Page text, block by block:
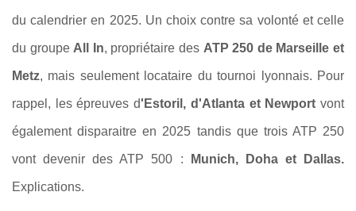
du calendrier en 2025. Un choix contre sa volonté et celle
du groupe All In, propriétaire des ATP 250 de Marseille et
Metz, mais seulement locataire du tournoi lyonnais. Pour
rappel, les épreuves d'Estoril, d'Atlanta et Newport vont
également disparaitre en 2025 tandis que trois ATP 250
vont devenir des ATP 500 : Munich, Doha et Dallas.
Explications.